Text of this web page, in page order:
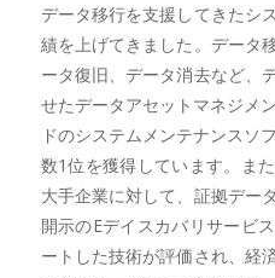
データ移行を支援してきたシ
績を上げてきました。データ
ータ復旧、データ消去など、
せたデータアセットマネジメ
ドのシステムメンテナンスソ
数1位を獲得しています。ま
大手企業に対して、証拠デー
開示のEデイスカバリサービ
ートした技術が評価され、経